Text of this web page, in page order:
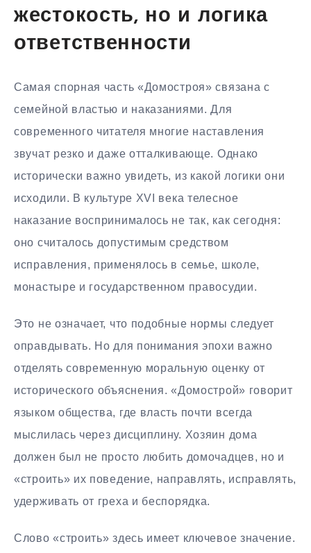
жестокость, но и логика
ответственности
Самая спорная часть «Домостроя» связана с
семейной властью и наказаниями. Для
современного читателя многие наставления
звучат резко и даже отталкивающе. Однако
исторически важно увидеть, из какой логики они
исходили. В культуре XVI века телесное
наказание воспринималось не так, как сегодня:
оно считалось допустимым средством
исправления, применялось в семье, школе,
монастыре и государственном правосудии.
Это не означает, что подобные нормы следует
оправдывать. Но для понимания эпохи важно
отделять современную моральную оценку от
исторического объяснения. «Домострой» говорит
языком общества, где власть почти всегда
мыслилась через дисциплину. Хозяин дома
должен был не просто любить домочадцев, но и
«строить» их поведение, направлять, исправлять,
удерживать от греха и беспорядка.
Слово «строить» здесь имеет ключевое значение.